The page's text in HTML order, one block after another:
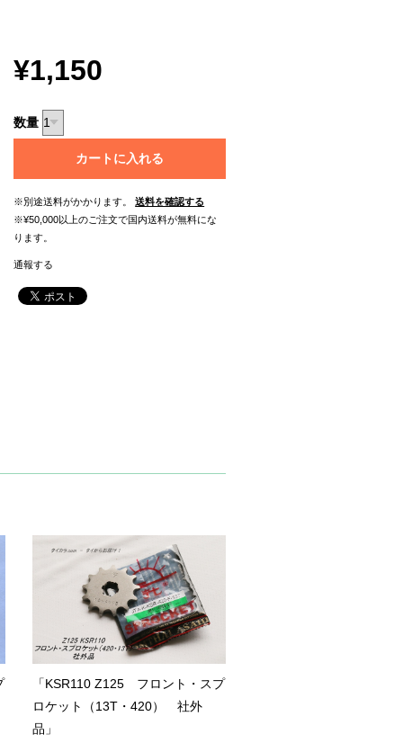
¥1,150
数量
カートに入れる
※別途送料がかかります。
送料を確認する
※¥50,000以上のご注文で国内送料が無料にな
ります。
通報する
「KSR110 Z125 フロント・スプ
ロケット（13T・420） 社外
品」